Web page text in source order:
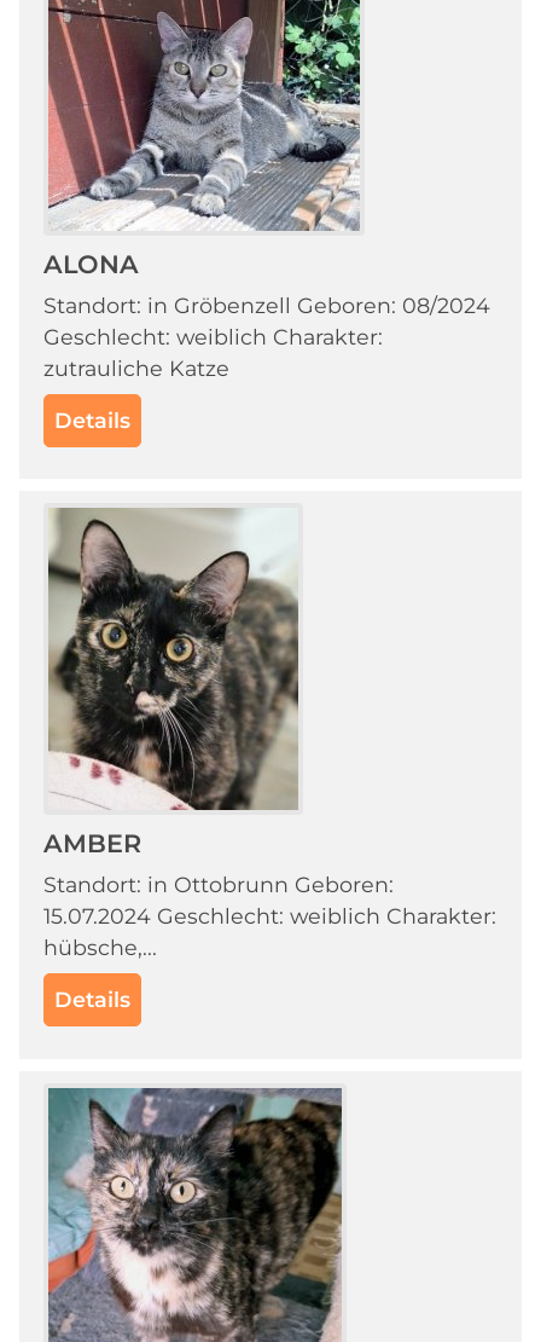
ALONA
Standort: in Gröbenzell Geboren: 08/2024
Geschlecht: weiblich Charakter:
zutrauliche Katze
Details
AMBER
Standort: in Ottobrunn Geboren:
15.07.2024 Geschlecht: weiblich Charakter:
hübsche,...
Details